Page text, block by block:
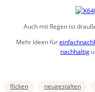
Auch mit Regen ist
Mehr Ideen für
nachhaltig
flicken neugestalten